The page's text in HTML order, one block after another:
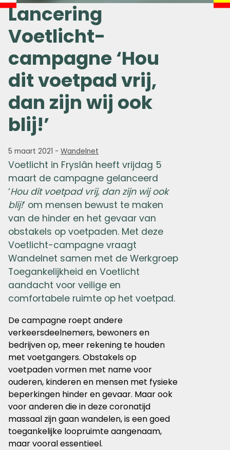
Lancering
Voetlicht-
campagne ‘Hou
dit voetpad vrij,
dan zijn wij ook
blij!’
5 maart 2021 - Wandelnet
Voetlicht in Fryslân heeft vrijdag 5
maart de campagne gelanceerd
‘Hou dit voetpad vrij, dan zijn wij ook
blij!’ om mensen bewust te maken
van de hinder en het gevaar van
obstakels op voetpaden. Met deze
Voetlicht-campagne vraagt
Wandelnet samen met de Werkgroep
Toegankelijkheid en Voetlicht
aandacht voor veilige en
comfortabele ruimte op het voetpad.
De campagne roept andere
verkeersdeelnemers, bewoners en
bedrijven op, meer rekening te houden
met voetgangers. Obstakels op
voetpaden vormen met name voor
ouderen, kinderen en mensen met fysieke
beperkingen hinder en gevaar. Maar ook
voor anderen die in deze coronatijd
massaal zijn gaan wandelen, is een goed
toegankelijke loopruimte aangenaam,
maar vooral essentieel.